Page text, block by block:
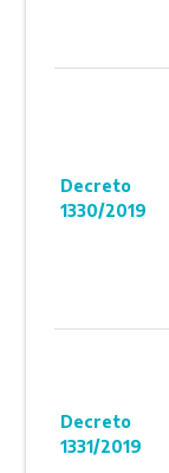
Decreto
1330/2019
Decreto
1331/2019